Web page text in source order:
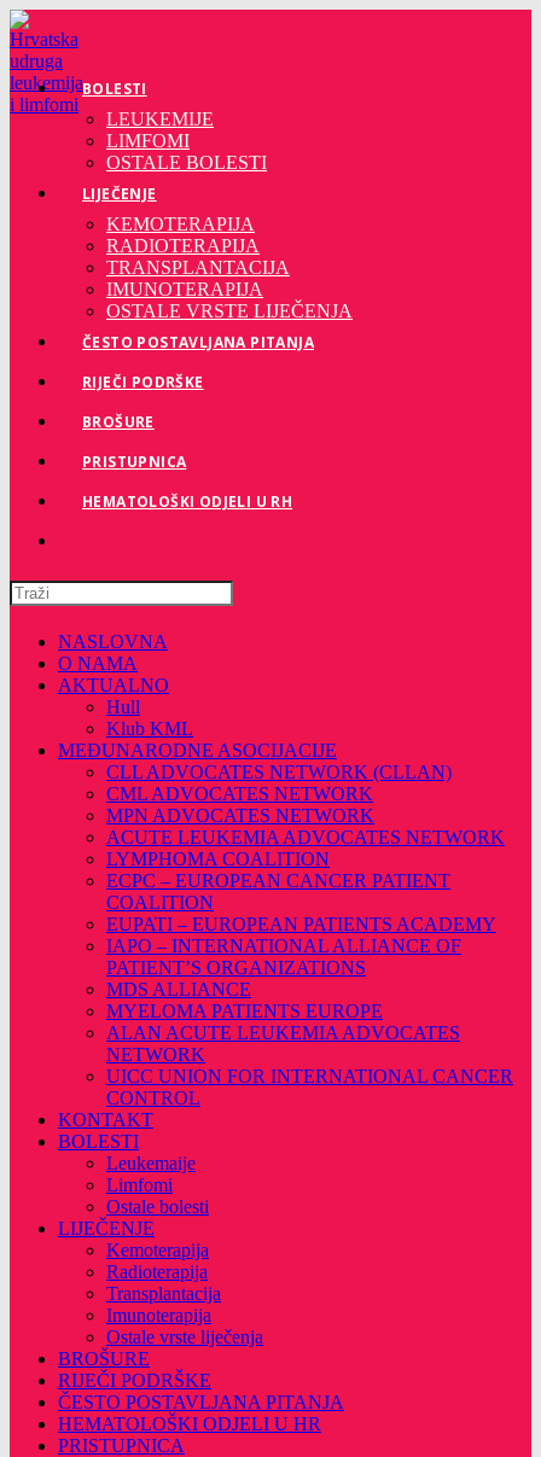
Preskoči
na
sadržaj
BOLESTI
LEUKEMIJE
LIMFOMI
OSTALE BOLESTI
LIJEČENJE
KEMOTERAPIJA
RADIOTERAPIJA
TRANSPLANTACIJA
IMUNOTERAPIJA
OSTALE VRSTE LIJEČENJA
ČESTO POSTAVLJANA PITANJA
RIJEČI PODRŠKE
BROŠURE
PRISTUPNICA
HEMATOLOŠKI ODJELI U RH
Pretražite
ovu
stranicu
NASLOVNA
O NAMA
AKTUALNO
Hull
Klub KML
MEĐUNARODNE ASOCIJACIJE
CLL ADVOCATES NETWORK (CLLAN)
CML ADVOCATES NETWORK
MPN ADVOCATES NETWORK
ACUTE LEUKEMIA ADVOCATES NETWORK
LYMPHOMA COALITION
ECPC – EUROPEAN CANCER PATIENT
COALITION
EUPATI – EUROPEAN PATIENTS ACADEMY
IAPO – INTERNATIONAL ALLIANCE OF
PATIENT’S ORGANIZATIONS
MDS ALLIANCE
MYELOMA PATIENTS EUROPE
ALAN ACUTE LEUKEMIA ADVOCATES
NETWORK
UICC UNION FOR INTERNATIONAL CANCER
CONTROL
KONTAKT
BOLESTI
Leukemaije
Limfomi
Ostale bolesti
LIJEČENJE
Kemoterapija
Radioterapija
Transplantacija
Imunoterapija
Ostale vrste liječenja
BROŠURE
RIJEČI PODRŠKE
ČESTO POSTAVLJANA PITANJA
HEMATOLOŠKI ODJELI U HR
PRISTUPNICA